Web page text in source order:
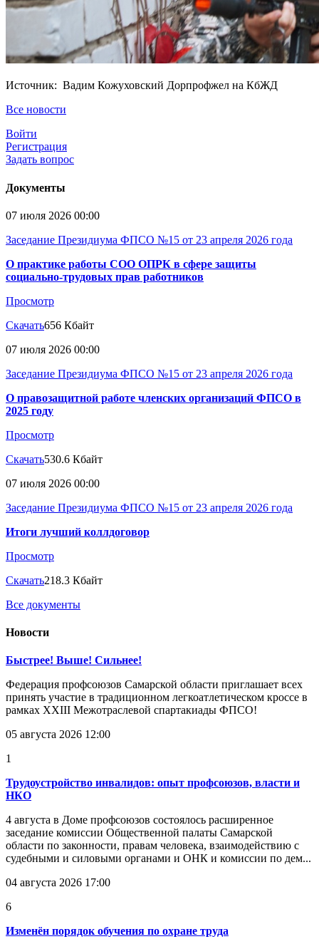
Источник: Вадим Кожуховский Дорпрофжел на КбЖД
Все новости
Войти
Регистрация
Задать вопрос
Документы
07 июля 2026 00:00
Заседание Президиума ФПСО №15 от 23 апреля 2026 года
О практике работы СОО ОПРК в сфере защиты
социально-трудовых прав работников
Просмотр
Скачать656 Кбайт
07 июля 2026 00:00
Заседание Президиума ФПСО №15 от 23 апреля 2026 года
О правозащитной работе членских организаций ФПСО в
2025 году
Просмотр
Скачать530.6 Кбайт
07 июля 2026 00:00
Заседание Президиума ФПСО №15 от 23 апреля 2026 года
Итоги лучший коллдоговор
Просмотр
Скачать218.3 Кбайт
Все документы
Новости
Быстрее! Выше! Сильнее!
Федерация профсоюзов Самарской области приглашает всех
принять участие в традиционном легкоатлетическом кроссе в
рамках XXIII Межотраслевой спартакиады ФПСО!
05 августа 2026 12:00
1
Трудоустройство инвалидов: опыт профсоюзов, власти и
НКО
4 августа в Доме профсоюзов состоялось расширенное
заседание комиссии Общественной палаты Самарской
области по законности, правам человека, взаимодействию с
судебными и силовыми органами и ОНК и комиссии по дем...
04 августа 2026 17:00
6
Изменён порядок обучения по охране труда